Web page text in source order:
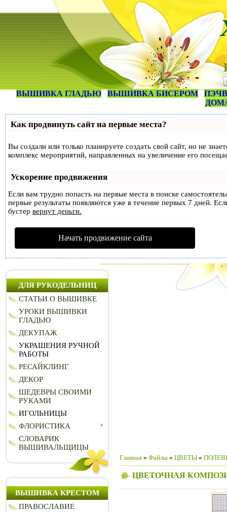
ВЫШИВКА ГЛАДЬЮ ВЫШИВКА БИСЕРОМ
Как продвинуть сайт на первые места?
Вы создали или только планируете создать свой сайт, но не
комплекс мероприятий, направленных на увеличение его
Ускорение продвижения
Если вам трудно попасть на первые места в поиске
первые результаты появляются уже в течение первых 7 дней.
бустер вернут деньги.
Начать продвижение сайта
ДЛЯ РУКОДЕЛЬНИЦ
СТАТЬИ О ВЫШИВКЕ
УРОКИ ВЫШИВКИ
ГЛАДЬЮ
ДЕКУПАЖ
УКРАШЕНИЯ РУЧНОЙ
РАБОТЫ
РЕСАЙКЛИНГ
ДЕКОР
ШЕДЕВРЫ СВОИМИ
РУКАМИ
ИГОЛЬНИЦЫ
ФЛОРИСТИКА
СЛОВАРИК
ВЫШИВАЛЬЩИЦЫ
ВЫШИВКА КРЕСТОМ
ПРАВОСЛАВИЕ
Главная » Файлы » ЦВЕТЫ »
ЦВЕТОЧНАЯ